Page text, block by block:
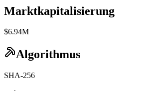
Marktkapitalisierung
$6.94M
Algorithmus
SHA-256